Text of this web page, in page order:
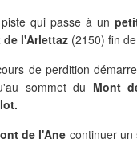
qui passe à un
de l'Arlettaz (2150) fin
de perdition
sommet du Mont
de l'Ane continuer